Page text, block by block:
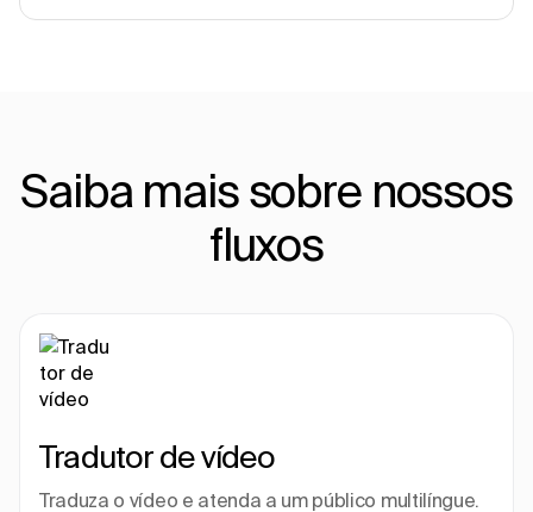
Saiba mais sobre nossos
fluxos
Tradutor de vídeo
Traduza o vídeo e atenda a um público multilíngue.